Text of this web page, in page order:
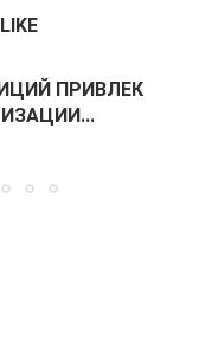
ПРИВЛЕК